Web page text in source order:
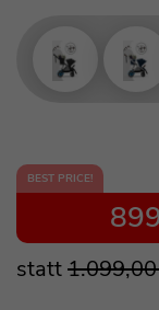
BEST PRICE!
statt